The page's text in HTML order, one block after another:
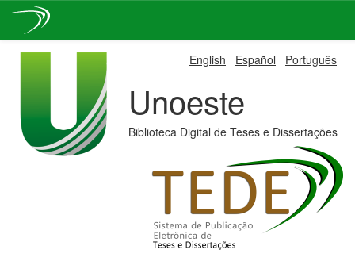
English Español Português
Unoeste
Biblioteca Digital de Teses e Dissertações